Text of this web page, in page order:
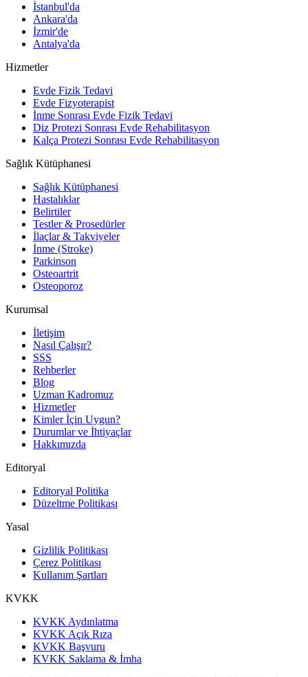
İstanbul'da
Ankara'da
İzmir'de
Antalya'da
Hizmetler
Evde Fizik Tedavi
Evde Fizyoterapist
İnme Sonrası Evde Fizik Tedavi
Diz Protezi Sonrası Evde Rehabilitasyon
Kalça Protezi Sonrası Evde Rehabilitasyon
Sağlık Kütüphanesi
Sağlık Kütüphanesi
Hastalıklar
Belirtiler
Testler & Prosedürler
İlaçlar & Takviyeler
İnme (Stroke)
Parkinson
Osteoartrit
Osteoporoz
Kurumsal
İletişim
Nasıl Çalışır?
SSS
Rehberler
Blog
Uzman Kadromuz
Hizmetler
Kimler İçin Uygun?
Durumlar ve İhtiyaçlar
Hakkımızda
Editoryal
Editoryal Politika
Düzeltme Politikası
Yasal
Gizlilik Politikası
Çerez Politikası
Kullanım Şartları
KVKK
KVKK Aydınlatma
KVKK Açık Rıza
KVKK Başvuru
KVKK Saklama & İmha